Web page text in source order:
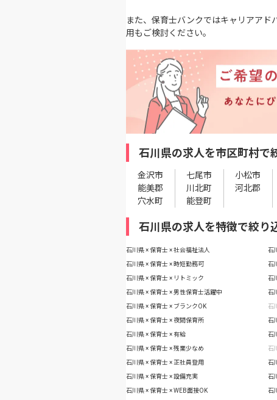
また、保育士バンクではキャリアアド
用もご検討ください。
石川県の求人を市区町村で
金沢市 七尾市 小松市
能美郡
川北町 河北郡
穴水町
能登町
石川県の求人を特徴で絞り
石川県 × 保育士 × 社会福祉法人 石
石川県 × 保育士 × 時短勤務可 石
石川県 × 保育士 × リトミック 石
石川県 × 保育士 × 男性保育士活躍中 石
石川県 × 保育士 × ブランクOK 石
石川県 × 保育士 × 夜間保育所 石
石川県 × 保育士 × 有給 石
石川県 × 保育士 × 残業少なめ 石
石川県 × 保育士 × 正社員登用 石
石川県 × 保育士 × 設備充実 石
石川県 × 保育士 × WEB面接OK 石